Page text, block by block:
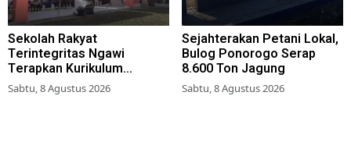
Sekolah Rakyat
Terintegritas Ngawi
Terapkan Kurikulum
Berbasis Asrama
Sabtu, 8 Agustus 2026
Sejahterakan Petani Lokal,
Bulog Ponorogo Serap
8.600 Ton Jagung
Sabtu, 8 Agustus 2026